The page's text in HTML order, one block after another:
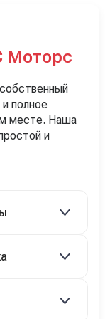
Моторс
полное
месте. Наша
и
35–50%.